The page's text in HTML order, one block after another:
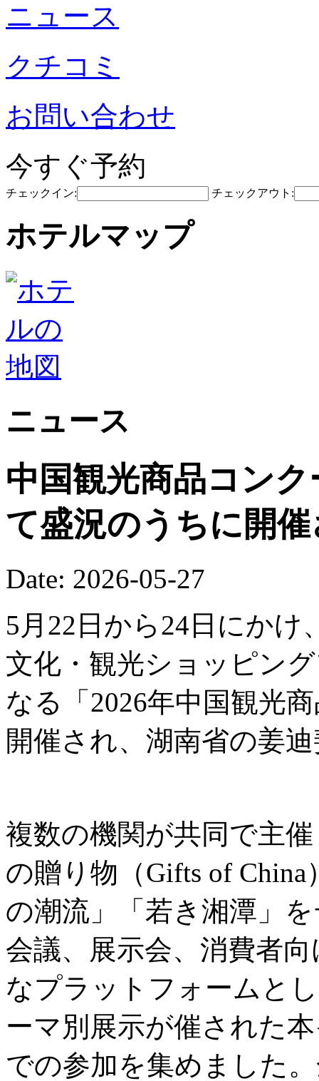
ニュース
クチコミ
お問い合わせ
今すぐ予約
チェックイン: チェックアウト:
ホテルマップ
ニュース
中国観光商品コン
て盛況のうちに開
Date: 2026-05-27
5月22日から24日にかけ
文化・観光ショッピン
なる「2026年中国観光
開催され、湖南省の姜
複数の機関が共同で主
の贈り物（Gifts of
の潮流」「若き湘潭」
会議、展示会、消費者
なプラットフォームと
ーマ別展示が催された
での参加を集めました